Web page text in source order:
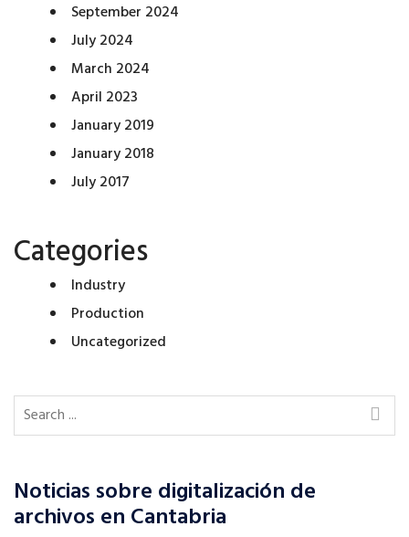
September 2024
July 2024
March 2024
April 2023
January 2019
January 2018
July 2017
Categories
Industry
Production
Uncategorized
Noticias sobre digitalización de
archivos en Cantabria